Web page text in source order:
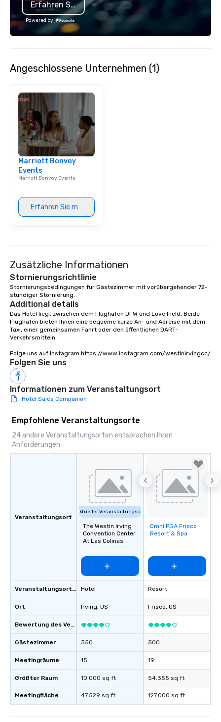
Erfahren Sie mehr
Powered by
Angeschlossene Unternehmen (1)
Marriott Bonvoy
Events
Marriott Bonvoy Events
Erfahren Sie mehr
Zusätzliche Informationen
Stornierungsrichtlinie
Stornierungsbedingungen für Gästezimmer mit vorübergehender 72-
stündiger Stornierung.
Additional details
Das Hotel liegt zwischen dem Flughafen DFW und Love Field. Beide
Flughäfen bieten Ihnen eine bequeme kurze An- und Abreise mit dem
Taxi, einer gemeinsamen Fahrt oder den öffentlichen DART-
Verkehrsmitteln.
Folge uns auf Instagram https://www.instagram.com/westinirvingcc/
Folgen Sie uns
Informationen zum Veranstaltungsort
Hotel Sales Companion
Empfohlene Veranstaltungsorte
24 andere Veranstaltungsorten entsprachen Ihren
Anforderungen
Veranstaltungsort
Veranstaltungsortstyp
Ort
Bewertung des Veranstaltungsortes
Gästezimmer
Meetingräume
Größter Raum
Meetingfläche
Aktueller Veranstaltungsort
The Westin Irving
Convention Center
At Las Colinas
Hotel
Irving, US
350
15
10.000 sq ft
47.529 sq ft
Removed from
favorites
Omni PGA Frisco
Resort & Spa
Resort
Frisco, US
500
19
54.355 sq ft
127.000 sq ft